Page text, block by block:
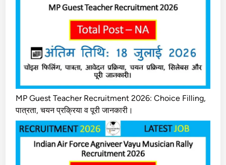
MP Guest Teacher Recruitment 2026: Choice Filling,
पात्रता, चयन प्रक्रिया व पूरी जानकारी।